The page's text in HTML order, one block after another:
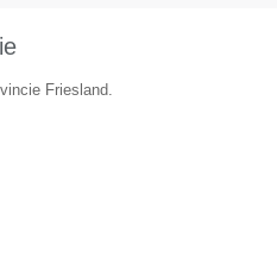
Friesland.